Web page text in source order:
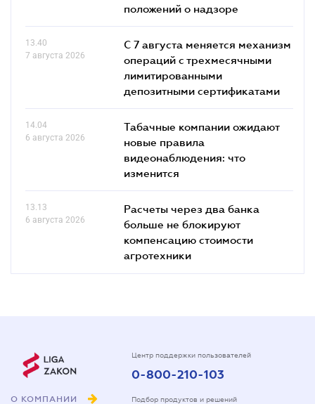
положений о надзоре
13.40
7 августа 2026
С 7 августа меняется механизм
операций с трехмесячными
лимитированными
депозитными сертификатами
14.04
6 августа 2026
Табачные компании ожидают
новые правила
видеонаблюдения: что
изменится
13.13
6 августа 2026
Расчеты через два банка
больше не блокируют
компенсацию стоимости
агротехники
О КОМПАНИИ
Центр поддержки пользователей
0-800-210-103
Подбор продуктов и решений